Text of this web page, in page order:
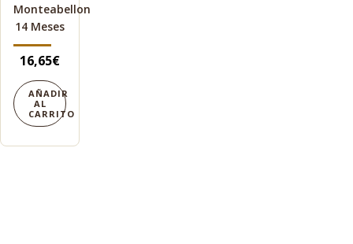
Monteabellon
14 Meses
16,65€
AÑADIR
AL
CARRITO